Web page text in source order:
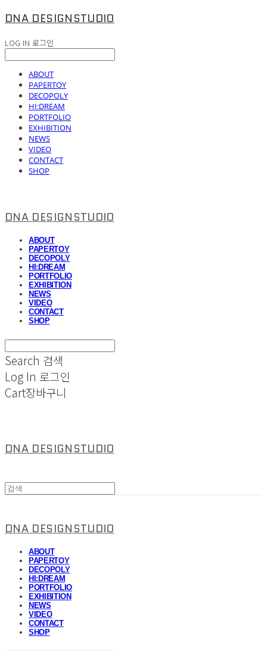
DNA DESIGNSTUDIO
LOG IN 로그인
ABOUT
PAPERTOY
DECOPOLY
HI:DREAM
PORTFOLIO
EXHIBITION
NEWS
VIDEO
CONTACT
SHOP
DNA DESIGNSTUDIO
ABOUT
PAPERTOY
DECOPOLY
HI:DREAM
PORTFOLIO
EXHIBITION
NEWS
VIDEO
CONTACT
SHOP
Search 검색
Log In 로그인
Cart장바구니
DNA DESIGNSTUDIO
DNA DESIGNSTUDIO
ABOUT
PAPERTOY
DECOPOLY
HI:DREAM
PORTFOLIO
EXHIBITION
NEWS
VIDEO
CONTACT
SHOP